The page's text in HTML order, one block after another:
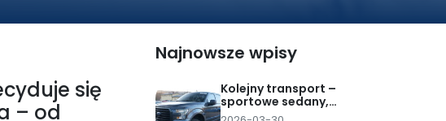
się
– od
Najnowsze wpisy
Kolejny transport –
sportowe sedany,
mocny pickup i